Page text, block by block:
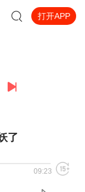
打开APP
了
09:23